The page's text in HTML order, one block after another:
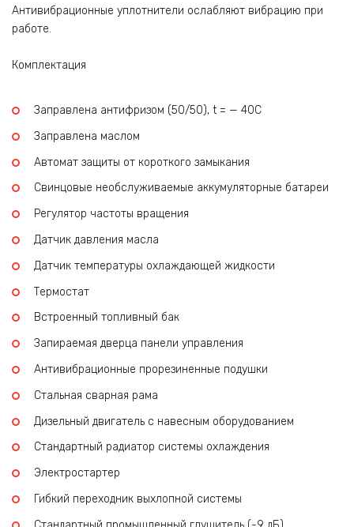
Антивибрационные уплотнители ослабляют вибрацию при
работе.
Комплектация
Заправлена антифризом (50/50), t = — 40C
Заправлена маслом
Автомат защиты от короткого замыкания
Свинцовые необслуживаемые аккумуляторные батареи
Регулятор частоты вращения
Датчик давления масла
Датчик температуры охлаждающей жидкости
Термостат
Встроенный топливный бак
Запираемая дверца панели управления
Антивибрационные прорезиненные подушки
Стальная сварная рама
Дизельный двигатель с навесным оборудованием
Стандартный радиатор системы охлаждения
Электростартер
Гибкий переходник выхлопной системы